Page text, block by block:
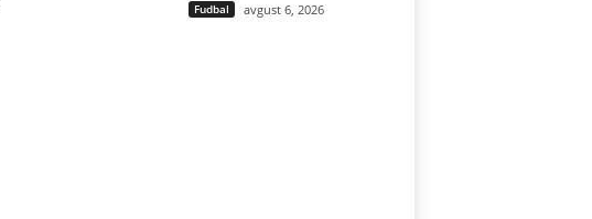
Fudbal avgust 6, 2026